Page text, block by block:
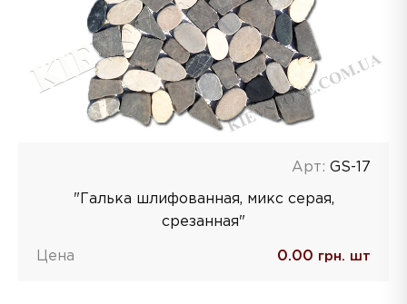
Арт: GS-17
"Галька шлифованная, микс серая,
срезанная"
Цена 0.00 грн. шт